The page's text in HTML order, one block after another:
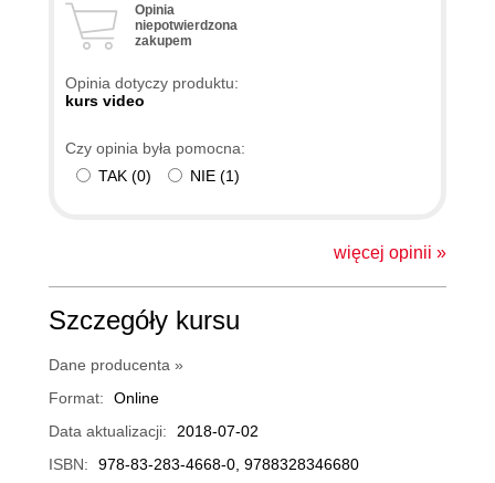
Opinia
niepotwierdzona
zakupem
Opinia dotyczy produktu:
kurs video
Czy opinia była pomocna:
TAK (0) NIE (1)
więcej opinii »
Szczegóły kursu
Dane producenta »
Format:
Online
Data aktualizacji:
2018-07-02
ISBN:
978-83-283-4668-0, 9788328346680